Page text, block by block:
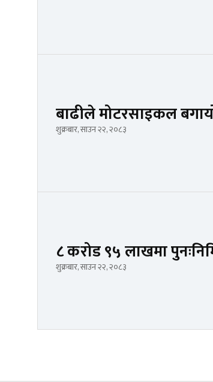
बाढीले मोटरसाइकल
शुक्रबार, साउन २२, २०८३
८ करोड ९५ लाखमा
शुक्रबार, साउन २२, २०८३